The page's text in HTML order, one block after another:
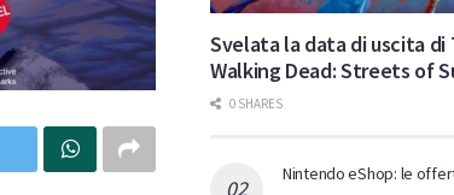
Svelata la data di uscita di
Walking Dead: Streets of
0 SHARES
Nintendo eShop: le